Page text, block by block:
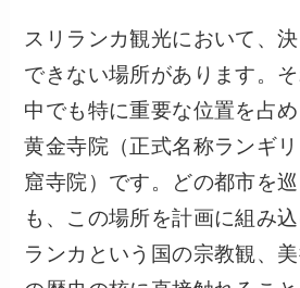
スリランカ観光において、
できない場所があります。
中でも特に重要な位置を占
黄金寺院（正式名称ランギ
窟寺院）です。どの都市を
も、この場所を計画に組み
ランカという国の宗教観、